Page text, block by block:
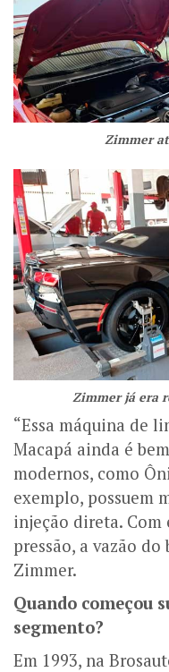
Zimmer
Zimmer já era
“Essa máquina de
Macapá ainda é
modernos, como
exemplo, possuem
injeção direta. Com
pressão, a vazão
Zimmer.
Quando começou
segmento?
Em 1993, na